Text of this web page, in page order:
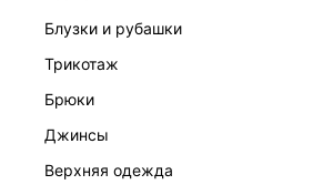
блузки и рубашки
трикотаж
брюки
джинсы
верхняя одежда
Скачать